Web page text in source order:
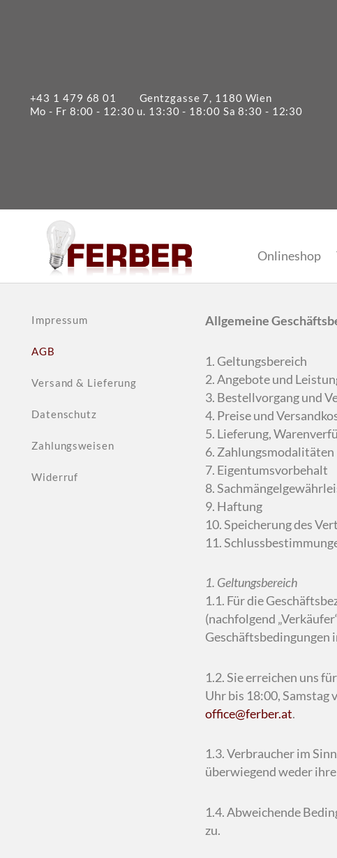
+43 1 479 68 01
Gentzgasse 7, 1180 Wien
Mo - Fr 8:00 - 12:30 u. 13:30 - 18:00 Sa 8:30 - 12:30
Onlineshop
Impressum
AGB
Versand & Lieferung
Datenschutz
Zahlungsweisen
Widerruf
Allgemeine
1. Geltungsbereich
2. Angebote und
3. Bestellvorgang und
4. Preise und
5. Lieferung,
6. Zahlungsmodalitäten
7. Eigentumsvorbehalt
8.
9. Haftung
10. Speicherung des
11.
1. Geltungsbereich
1.1. Für die
(nachfolgend
Geschäftsbedingungen
1.2. Sie erreichen uns
Uhr bis 18:00, Samstag
office@ferber.at.
1.3. Verbraucher im
überwiegend weder
1.4. Abweichende
zu.